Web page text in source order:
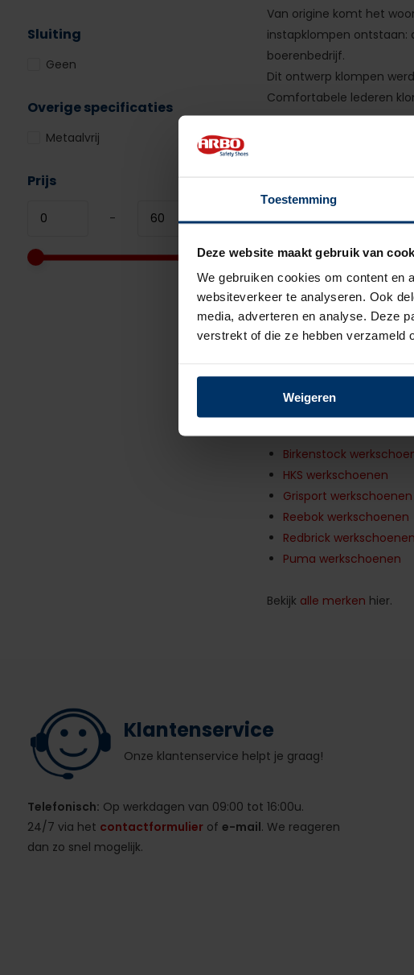
Toestemming
Deze website maakt gebruik van
We gebruiken cookies om content en
websiteverkeer te analyseren. Ook
media, adverteren en analyse. Deze
verstrekt of die ze hebben verzameld
Weigeren
Sluiting
Geen
Overige specificaties
Metaalvrij
Prijs
-
Van origine komt het
instapklompen ontstaan:
boerenbedrijf.
Dit ontwerp klompen
Comfortabele lederen
Strövels
Klompen
Een paar van onze
Birkenstock
HKS werkschoenen
Grisport werkschoenen
Reebok werkschoenen
Redbrick werkschoenen
Puma werkschoenen
Bekijk alle merken hier.
Klantenservice
Onze klantenservice helpt je graag!
Telefonisch: Op werkdagen van 09:00 tot 16:00u.
24/7 via het contactformulierof e-mail. We reageren
dan zo snel mogelijk.